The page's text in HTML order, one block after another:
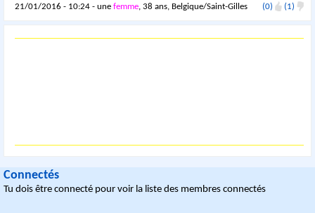
21/01/2016 - 10:24 - unefemme, 38 ans, Belgique/Saint-Gilles (0) (1)
Connectés
Tu dois être connecté pour voir la liste des membres connectés